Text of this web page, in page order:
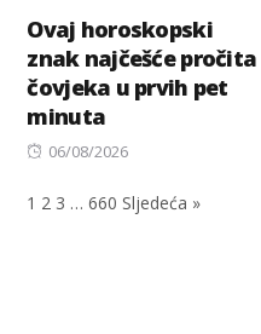
Ovaj horoskopski
znak najčešće pročita
čovjeka u prvih pet
minuta
Posted
06/08/2026
1 2 3 … 660 Sljedeća »